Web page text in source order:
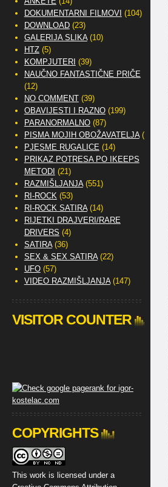
DOKUMENTARNI FILMOVI (104)
DOWNLOAD(23)
GALERIJA SLIKA(10)
HTZ(5)
KOMPJUTERI (39)
NAUČNO FANTASTIČNE PRIČE
(12)
NO COMMENT(39)
OBAVIJESTI I RAZNO(199)
PARANORMALNO(87)
PISMA MOJIH OBOŽAVATELJA(2)
PJESME RUGALICE (14)
PRIKAZ POTRESA PO IKEEPS
METODI (21)
RAZMIŠLJANJA(551)
RI-ROCK(53)
RI-ROCK SATIRA(14)
RIJETKI DRAJVERI/RARE
DRIVERS (4)
SATIRA(36)
SEX & SEX SATIRA(22)
UFO(57)
VIDEO RAZMIŠLJANJA(147)
VISITOR COUNTER
COPYRIGHTS
This work is licensed under a